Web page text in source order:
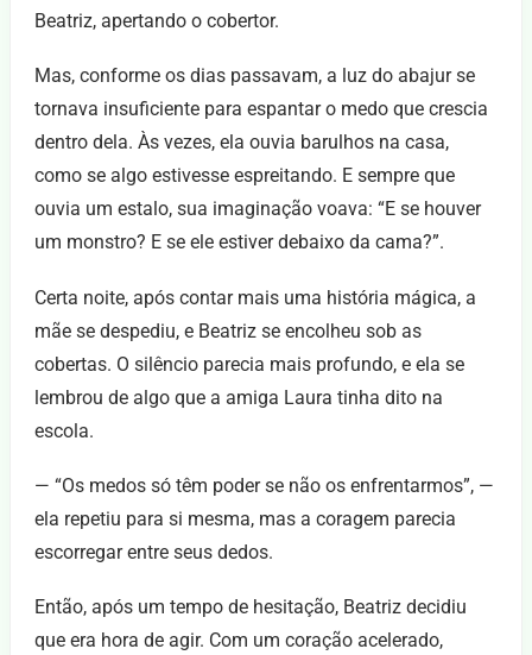
Beatriz, apertando o cobertor.
Mas, conforme os dias passavam, a luz do abajur se
tornava insuficiente para espantar o medo que crescia
dentro dela. Às vezes, ela ouvia barulhos na casa,
como se algo estivesse espreitando. E sempre que
ouvia um estalo, sua imaginação voava: “E se houver
um monstro? E se ele estiver debaixo da cama?”.
Certa noite, após contar mais uma história mágica, a
mãe se despediu, e Beatriz se encolheu sob as
cobertas. O silêncio parecia mais profundo, e ela se
lembrou de algo que a amiga Laura tinha dito na
escola.
— “Os medos só têm poder se não os enfrentarmos”, —
ela repetiu para si mesma, mas a coragem parecia
escorregar entre seus dedos.
Então, após um tempo de hesitação, Beatriz decidiu
que era hora de agir. Com um coração acelerado,